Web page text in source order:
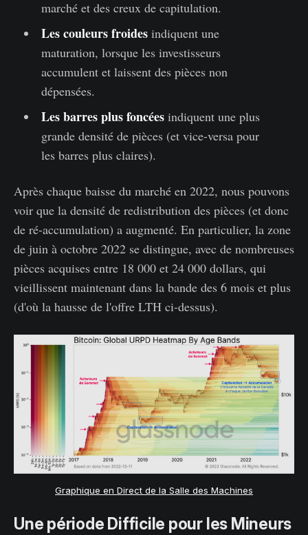
marché et des creux de capitulation.
Les couleurs froidesindiquent une
maturation, lorsque les investisseurs
accumulent et laissent des pièces non
dépensées.
Les barres plus foncées indiquent une plus
grande densité de pièces (et vice-versa pour
les barres plus claires).
Après chaque baisse du marché en 2022, nous pouvons
voir que la densité de redistribution des pièces (et donc
de ré-accumulation) a augmenté. En particulier, la zone
de juin à octobre 2022 se distingue, avec de nombreuses
pièces acquises entre 18 000 et 24 000 dollars, qui
vieillissent maintenant dans la bande des 6 mois et plus
(d'où la hausse de l'offre LTH ci-dessus).
Graphique en Direct de la Salle des Machines
Une période Difficile pour les Mineurs